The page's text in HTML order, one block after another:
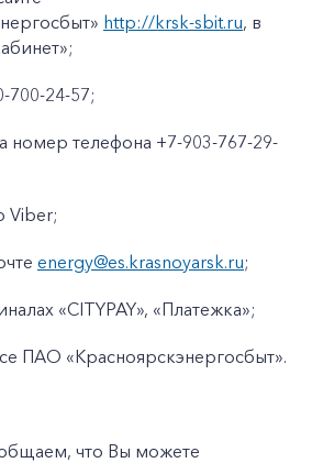
57
http://krsk-sbit.ru, в
700-24-57;
номер телефона +7-903-767-29-
Viber;
energy@es.krasnoyarsk.ru;
«CITYPAY», «Платежка»;
ПАО «Красноярскэнергосбыт».
что Вы можете